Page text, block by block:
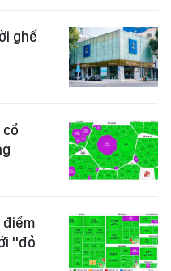
ghế
điểm
"đỏ